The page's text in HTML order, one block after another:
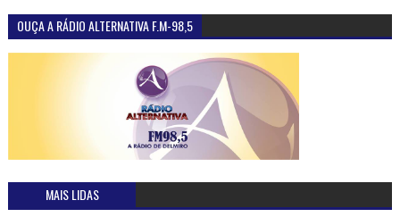
OUÇA A RÁDIO ALTERNATIVA F.M-98,5
MAIS LIDAS